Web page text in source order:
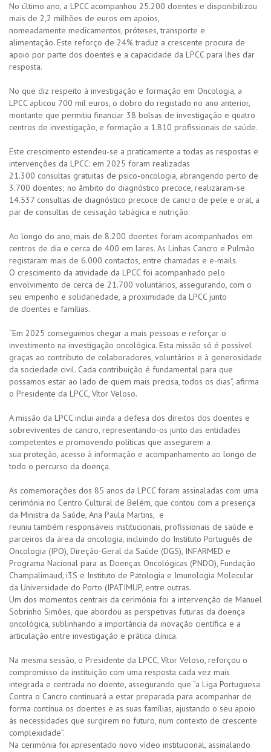
No último ano, a LPCC acompanhou 25.200 doentes e disponibilizou
mais de 2,2 milhões de euros em apoios,
nomeadamente medicamentos, próteses, transporte e
alimentação. Este reforço de 24% traduz a crescente procura de
apoio por parte dos doentes e a capacidade da LPCC para lhes dar
resposta.
No que diz respeito à investigação e formação em Oncologia, a
LPCC aplicou 700 mil euros, o dobro do registado no ano anterior,
montante que permitiu financiar 38 bolsas de investigação e quatro
centros de investigação, e formação a 1.810 profissionais de saúde.
Este crescimento estendeu-se a praticamente a todas as respostas e
intervenções da LPCC: em 2025 foram realizadas
21.300 consultas gratuitas de psico-oncologia, abrangendo perto de
3.700 doentes; no âmbito do diagnóstico precoce, realizaram-se
14.537 consultas de diagnóstico precoce de cancro de pele e oral, a
par de consultas de cessação tabágica e nutrição.
Ao longo do ano, mais de 8.200 doentes foram acompanhados em
centros de dia e cerca de 400 em lares. As Linhas Cancro e Pulmão
registaram mais de 6.000 contactos, entre chamadas e e-mails.
O crescimento da atividade da LPCC foi acompanhado pelo
envolvimento de cerca de 21.700 voluntários, assegurando, com o
seu empenho e solidariedade, a proximidade da LPCC junto
de doentes e famílias.
“Em 2025 conseguimos chegar a mais pessoas e reforçar o
investimento na investigação oncológica. Esta missão só é possível
graças ao contributo de colaboradores, voluntários e à generosidade
da sociedade civil. Cada contribuição é fundamental para que
possamos estar ao lado de quem mais precisa, todos os dias”, afirma
o Presidente da LPCC, Vítor Veloso.
A missão da LPCC inclui ainda a defesa dos direitos dos doentes e
sobreviventes de cancro, representando-os junto das entidades
competentes e promovendo políticas que assegurem a
sua proteção, acesso à informação e acompanhamento ao longo de
todo o percurso da doença.
As comemorações dos 85 anos da LPCC foram assinaladas com uma
cerimónia no Centro Cultural de Belém, que contou com a presença
da Ministra da Saúde, Ana Paula Martins, e
reuniu também responsáveis institucionais, profissionais de saúde e
parceiros da área da oncologia, incluindo do Instituto Português de
Oncologia (IPO), Direção-Geral da Saúde (DGS), INFARMED e
Programa Nacional para as Doenças Oncológicas (PNDO), Fundação
Champalimaud, i3S e Instituto de Patologia e Imunologia Molecular
da Universidade do Porto (IPATIMUP, entre outras.
Um dos momentos centrais da cerimónia foi a intervenção de Manuel
Sobrinho Simões, que abordou as perspetivas futuras da doença
oncológica, sublinhando a importância da inovação científica e a
articulação entre investigação e prática clínica.
Na mesma sessão, o Presidente da LPCC, Vítor Veloso, reforçou o
compromisso da instituição com uma resposta cada vez mais
integrada e centrada no doente, assegurando que “a Liga Portuguesa
Contra o Cancro continuará a estar preparada para acompanhar de
forma contínua os doentes e as suas famílias, ajustando o seu apoio
às necessidades que surgirem no futuro, num contexto de crescente
complexidade”.
Na cerimónia foi apresentado novo vídeo institucional, assinalando